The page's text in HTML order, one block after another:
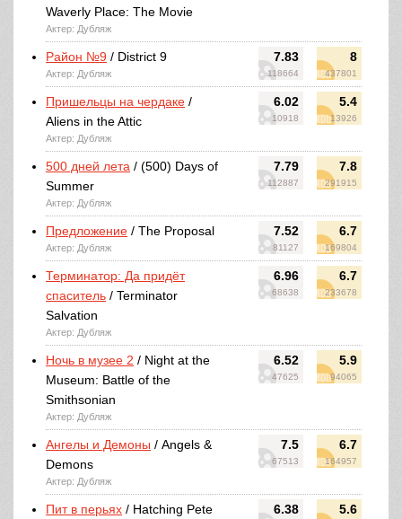
Waverly Place: The Movie
Актер: Дубляж
7.83
118664
8
437801
Район №9 / District 9
Актер: Дубляж
6.02
10918
5.4
13926
Пришельцы на чердаке /
Aliens in the Attic
Актер: Дубляж
7.79
112887
7.8
291915
500 дней лета / (500) Days of
Summer
Актер: Дубляж
7.52
81127
6.7
169804
Предложение / The Proposal
Актер: Дубляж
6.96
68638
6.7
233678
Терминатор: Да придёт
спаситель / Terminator
Salvation
Актер: Дубляж
6.52
47625
5.9
94065
Ночь в музее 2 / Night at the
Museum: Battle of the
Smithsonian
Актер: Дубляж
7.5
67513
6.7
164957
Ангелы и Демоны / Angels &
Demons
Актер: Дубляж
6.38 5.6
Пит в перьях / Hatching Pete